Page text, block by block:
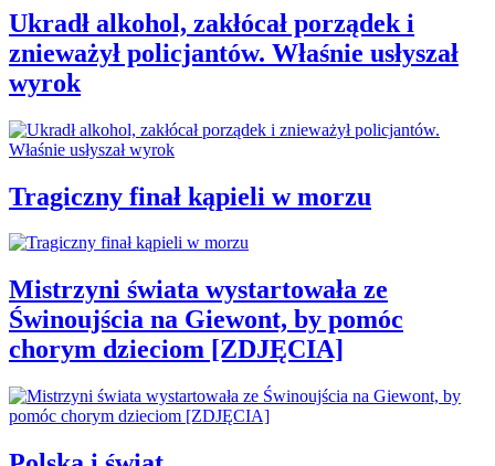
Ukradł alkohol, zakłócał porządek i
znieważył policjantów. Właśnie usłyszał
wyrok
Tragiczny finał kąpieli w morzu
Mistrzyni świata wystartowała ze
Świnoujścia na Giewont, by pomóc
chorym dzieciom [ZDJĘCIA]